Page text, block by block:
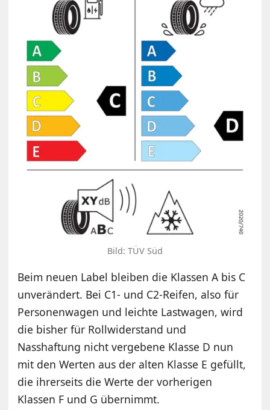
Bild: TÜV Süd
Beim neuen Label bleiben die Klassen A bis C
unverändert. Bei C1- und C2-Reifen, also für
Personenwagen und leichte Lastwagen, wird
die bisher für Rollwiderstand und
Nasshaftung nicht vergebene Klasse D nun
mit den Werten aus der alten Klasse E gefüllt,
die ihrerseits die Werte der vorherigen
Klassen F und G übernimmt.